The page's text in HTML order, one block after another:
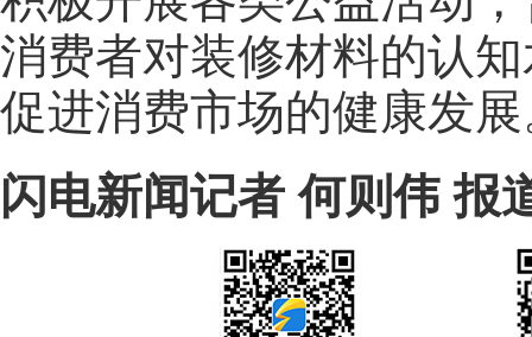
消费者对装修材料的认
促进消费市场的健康发
闪电新闻记者 何则伟 报